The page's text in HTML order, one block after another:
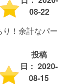
08-22
！余計なパー
投稿
日： 2020-
08-15